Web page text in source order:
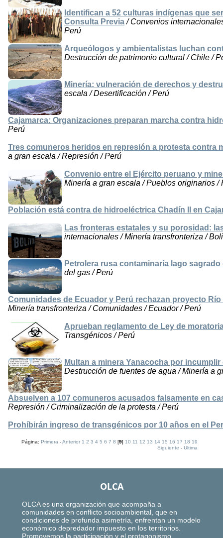
Identifican a 52 culturas indígenas que
Consulta Previa/ Convenios
Perú
Arqueólogos y ambientalistas luchan
Destrucción de patrimonio cultural / Chile /
Minería: vulneración de derechos y
escala / Desertificación / Perú
Cajamarca: Organizaciones preparan marcha contra
Perú
Tres comuneros heridos en represión a protesta contra
a gran escala / Represión / Perú
Convenio entre el Ejército peruano y
Minería a gran escala / Pueblos originarios /
Población está contra de hidroeléctrica Chadín II en
Las fronteras estatales y su porosidad:
internacionales / Minería transfronteriza /
Petrolera rusa contaminaría lago sagrado
del gas / Perú
Comunidades de Ecuador y Perú rechazan proyecto
Minería transfronteriza / Comunidades / Ecuador / Perú
Aprueban reglamento de Ley de
Transgénicos / Perú
Multan a minera Yanacocha por
Destrucción de fuentes de agua / Minería a
Absuelven a 107 comuneros acusados falsamente en
Represión / Criminalización de la protesta / Perú
Prohíbirán ingreso de transgénicos por 10 años en el
Página:Primera -Anterior 1 2 3 4 5 6 7 8 [9]10 11 12 13 14 15 16 17 18 19
Siguiente -Ultima
OLCA
OLCA es una organización que acompaña a
comunidades en conflicto socioambiental, que en
condiciones de profunda asimetría, enfrentan un modelo
económico depredador impuesto en los territorios.
Promovemos la participación y el protagonismo